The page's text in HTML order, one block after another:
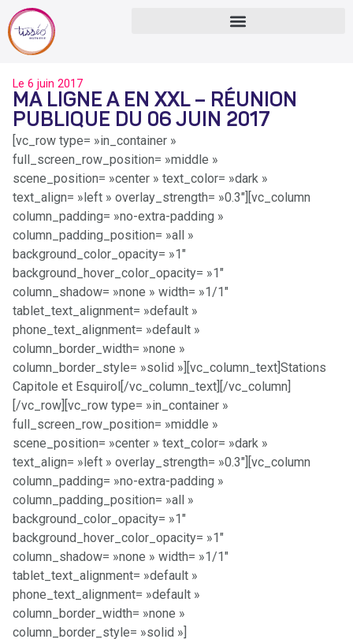
Le 6 juin 2017
MA LIGNE A EN XXL – RÉUNION
PUBLIQUE DU 06 JUIN 2017
[vc_row type= »in_container »
full_screen_row_position= »middle »
scene_position= »center » text_color= »dark »
text_align= »left » overlay_strength= »0.3″][vc_column
column_padding= »no-extra-padding »
column_padding_position= »all »
background_color_opacity= »1″
background_hover_color_opacity= »1″
column_shadow= »none » width= »1/1″
tablet_text_alignment= »default »
phone_text_alignment= »default »
column_border_width= »none »
column_border_style= »solid »][vc_column_text]Stations
Capitole et Esquirol[/vc_column_text][/vc_column]
[/vc_row][vc_row type= »in_container »
full_screen_row_position= »middle »
scene_position= »center » text_color= »dark »
text_align= »left » overlay_strength= »0.3″][vc_column
column_padding= »no-extra-padding »
column_padding_position= »all »
background_color_opacity= »1″
background_hover_color_opacity= »1″
column_shadow= »none » width= »1/1″
tablet_text_alignment= »default »
phone_text_alignment= »default »
column_border_width= »none »
column_border_style= »solid »]